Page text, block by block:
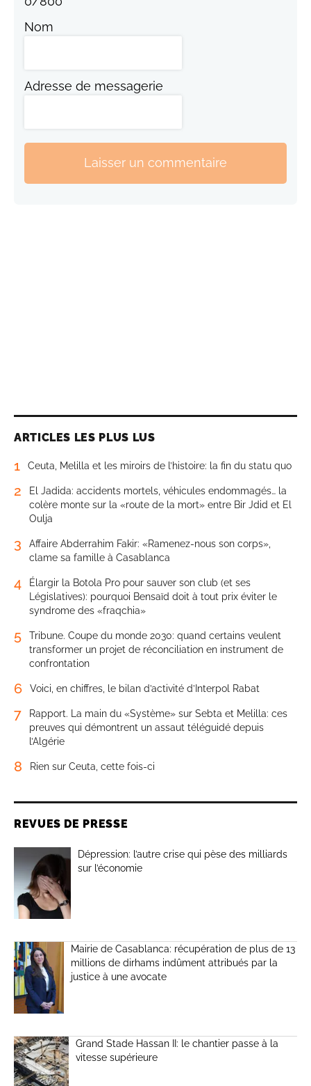
Nom
Adresse de messagerie
Laisser un commentaire
ARTICLES LES PLUS LUS
1 Ceuta, Melilla et les miroirs de l’histoire: la fin du statu quo
2
El Jadida: accidents mortels, véhicules endommagés… la
colère monte sur la «route de la mort» entre Bir Jdid et El
Oulja
3
Affaire Abderrahim Fakir: «Ramenez-nous son corps»,
clame sa famille à Casablanca
4
Élargir la Botola Pro pour sauver son club (et ses
Législatives): pourquoi Bensaïd doit à tout prix éviter le
syndrome des «fraqchia»
5
Tribune. Coupe du monde 2030: quand certains veulent
transformer un projet de réconciliation en instrument de
confrontation
6 Voici, en chiffres, le bilan d’activité d’Interpol Rabat
7
Rapport. La main du «Système» sur Sebta et Melilla: ces
preuves qui démontrent un assaut téléguidé depuis
l’Algérie
8 Rien sur Ceuta, cette fois-ci
REVUES DE PRESSE
Dépression: l’autre crise qui pèse des milliards
sur l’économie
Mairie de Casablanca: récupération de plus de 13
millions de dirhams indûment attribués par la
justice à une avocate
Grand Stade Hassan II: le chantier passe à la
vitesse supérieure